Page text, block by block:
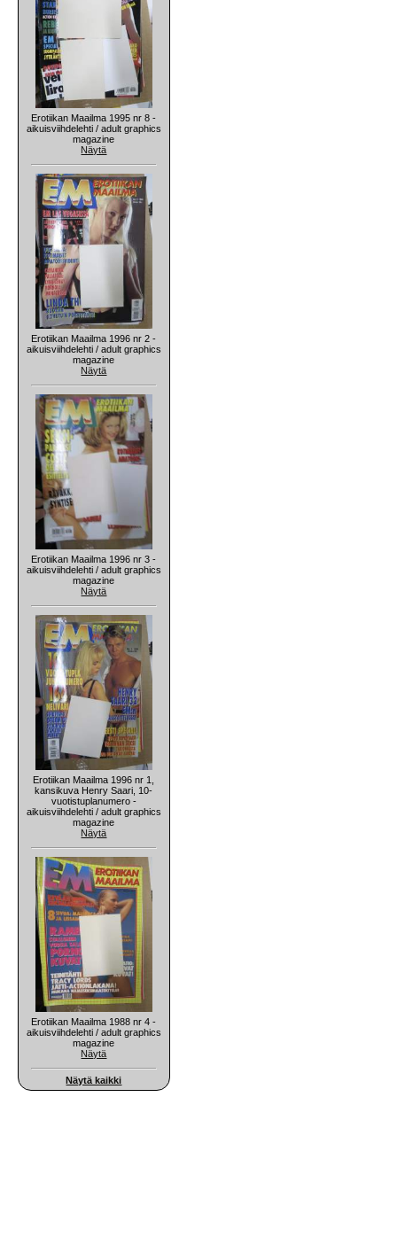
Erotiikan Maailma 1995 nr 8 -
aikuisviihdelehti / adult graphics
magazine
Näytä
Erotiikan Maailma 1996 nr 2 -
aikuisviihdelehti / adult graphics
magazine
Näytä
Erotiikan Maailma 1996 nr 3 -
aikuisviihdelehti / adult graphics
magazine
Näytä
Erotiikan Maailma 1996 nr 1,
kansikuva Henry Saari, 10-
vuotistuplanumero -
aikuisviihdelehti / adult graphics
magazine
Näytä
Erotiikan Maailma 1988 nr 4 -
aikuisviihdelehti / adult graphics
magazine
Näytä
Näytä kaikki